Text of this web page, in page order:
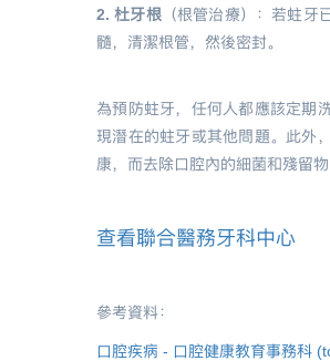
2. 杜牙根（根管治療）：若蛀牙
髓，清潔根管，然後密封。
為預防蛀牙，任何人都應該定期
現潛在的蛀牙或其他問題。此外
康，而去除口腔內的細菌和殘留
查看聯合醫務牙科中心
參考資料：
口腔疾病 - 口腔健康教育事務科